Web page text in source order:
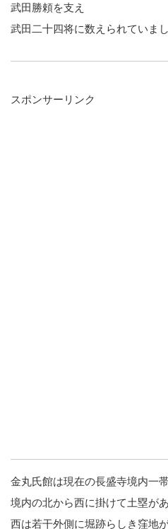
武田勝頼を支え
武田二十四将に数えられていまし
スポンサーリンク
金丸氏館は現在の長盛寺境内一帯
境内の北から西に掛けて土塁があ
西は若干外側に堀跡らしき窪地